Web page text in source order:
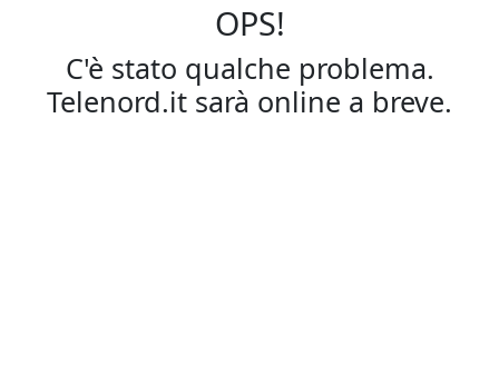
OPS!
C'è stato qualche problema.
Telenord.it sarà online a breve.